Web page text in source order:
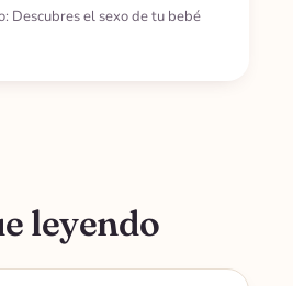
Descubres el sexo de tu bebé
leyendo